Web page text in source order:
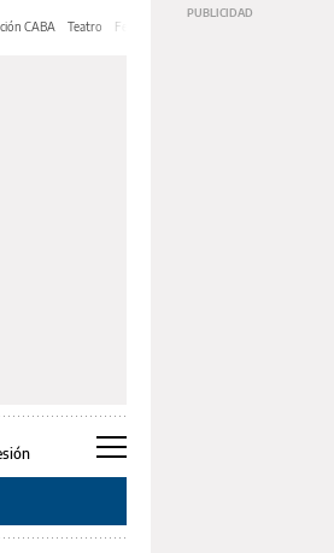
CABA Teatro Feria de Editores